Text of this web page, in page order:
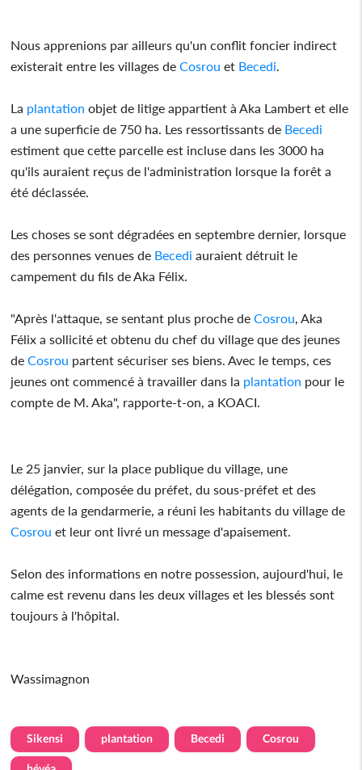
Nous apprenions par ailleurs qu'un conflit foncier indirect
existerait entre les villages deCosrou et Becedi.
La plantation objet de litige appartient à Aka Lambert et elle
a une superficie de 750 ha. Les ressortissants de Becedi
estiment que cette parcelle est incluse dans les 3000 ha
qu'ils auraient reçus de l'administration lorsque la forêt a
été déclassée.
Les choses se sont dégradées en septembre dernier, lorsque
des personnes venues de Becedi auraient détruit le
campement du fils de Aka Félix.
"Après l'attaque, se sentant plus proche deCosrou, Aka
Félix a sollicité et obtenu du chef du village que des jeunes
deCosrou partent sécuriser ses biens. Avec le temps, ces
jeunes ont commencé à travailler dans la plantation pour le
compte de M. Aka", rapporte-t-on, a KOACI.
Le 25 janvier, sur la place publique du village, une
délégation, composée du préfet, du sous-préfet et des
agents de la gendarmerie, a réuni les habitants du village de
Cosrou et leur ont livré un message d'apaisement.
Selon des informations en notre possession, aujourd'hui, le
calme est revenu dans les deux villages et les blessés sont
toujours à l'hôpital.
Wassimagnon
Sikensi plantation Becedi Cosrou